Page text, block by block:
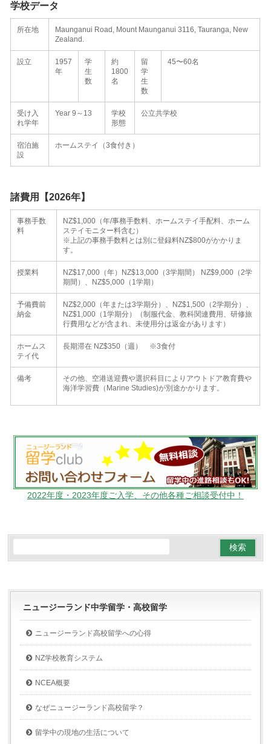
学校データ
所在地
Maunganui Road, Mount Maunganui 3116, Tauranga, New
Zealand.
設立
1957
年
学
生
数
約
1800
名
留
学
生
数
45〜60名
受け入
れ学年
Year 9～13
学校
形態
公立共学校
宿泊施
設
ホームステイ（3食付き）
諸費用【2026年】
事務手数
料
NZ$1,000（年/事務手数料、ホームステイ手配料、ホーム
ステイモニター料含む）
※上記の事務手数料とは別に登録料NZ$800がかかりま
す。
授業料
NZ$17,000（年）NZ$13,000（3学期間） NZ$9,000（2学
期間）、NZ$5,000（1学期）
予備費前
納金
NZ$2,000（年または3学期分）、NZ$1,500（2学期分）、
NZ$1,000（1学期分）（制服代金、教科関連費用、研修旅
行費用などが含まれ、未使用分は返金があります）
ホームス
テイ代
長期滞在 NZ$350（週） ※3食付
備考
その他、空港送迎費や選択科目によりアウトドア教育費や
海洋学習費（Marine Studies)が別途かかります。
2022年度・2023年度ご入学、その他各種ご相談受付中！
ニュージーランド中学留学・高校留学
ニュージーランド高校留学への心得
NZ学校教育システム
NCEA概要
なぜニュージーランド高校留学？
留学中の現地の生活について